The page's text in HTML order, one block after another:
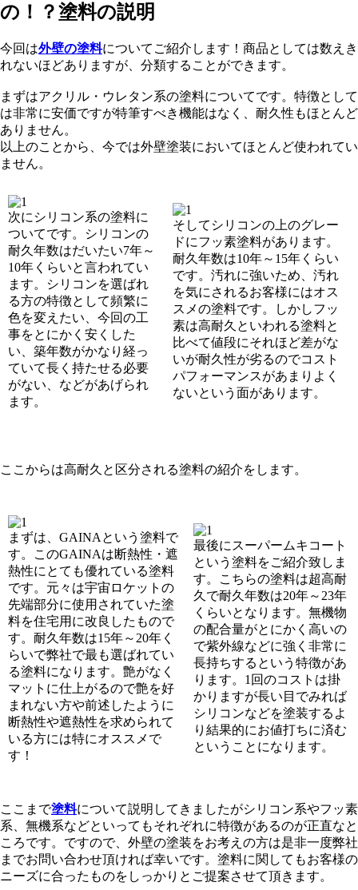
の！？塗料の説明
今回は外壁の塗料についてご紹介します！商品としては数えき
れないほどありますが、分類することができます。
まずはアクリル・ウレタン系の塗料についてです。特徴として
は非常に安価ですが特筆すべき機能はなく、耐久性もほとんど
ありません。
以上のことから、今では外壁塗装においてほとんど使われてい
ません。
次にシリコン系の塗料に
ついてです。シリコンの
耐久年数はだいたい7年～
10年くらいと言われてい
ます。シリコンを選ばれ
る方の特徴として頻繁に
色を変えたい、今回の工
事をとにかく安くした
い、築年数がかなり経っ
ていて長く持たせる必要
がない、などがあげられ
ます。
そしてシリコンの上のグレー
ドにフッ素塗料があります。
耐久年数は10年～15年くらい
です。汚れに強いため、汚れ
を気にされるお客様にはオス
スメの塗料です。しかしフッ
素は高耐久といわれる塗料と
比べて値段にそれほど差がな
いが耐久性が劣るのでコスト
パフォーマンスがあまりよく
ないという面があります。
ここからは高耐久と区分される塗料の紹介をします。
まずは、GAINAという塗料で
す。このGAINAは断熱性・遮
熱性にとても優れている塗料
です。元々は宇宙ロケットの
先端部分に使用されていた塗
料を住宅用に改良したもので
す。耐久年数は15年～20年く
らいで弊社で最も選ばれてい
る塗料になります。艶がなく
マットに仕上がるので艶を好
まれない方や前述したように
断熱性や遮熱性を求められて
いる方には特にオススメで
す！
最後にスーパームキコート
という塗料をご紹介致しま
す。こちらの塗料は超高耐
久で耐久年数は20年～23年
くらいとなります。無機物
の配合量がとにかく高いの
で紫外線などに強く非常に
長持ちするという特徴があ
ります。1回のコストは掛
かりますが長い目でみれば
シリコンなどを塗装するよ
り結果的にお値打ちに済む
ということになります。
ここまで塗料について説明してきましたがシリコン系やフッ素
系、無機系などといってもそれぞれに特徴があるのが正直なと
ころです。ですので、外壁の塗装をお考えの方は是非一度弊社
までお問い合わせ頂ければ幸いです。塗料に関してもお客様の
ニーズに合ったものをしっかりとご提案させて頂きます。